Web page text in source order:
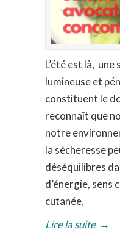
L’été est là, une
lumineuse et
constituent le
reconnaît que
notre
la sécheresse
déséquilibres
d’énergie,
cutanée,
Lire la suite →